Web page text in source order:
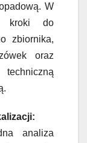
W
kroki do
zbiornika,
oraz
analiza